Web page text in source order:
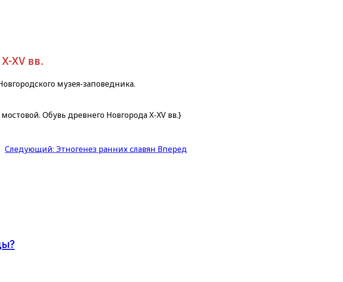
XV вв.
музея-заповедника.
Обувь древнего Новгорода X-XV вв.}
Следующий: Этногенез ранних славян Вперед